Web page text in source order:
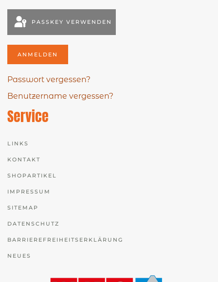
PASSKEY VERWENDEN
ANMELDEN
Passwort vergessen?
Benutzername vergessen?
Service
LINKS
KONTAKT
SHOPARTIKEL
IMPRESSUM
SITEMAP
DATENSCHUTZ
BARRIEREFREIHEITSERKLÄRUNG
NEUES